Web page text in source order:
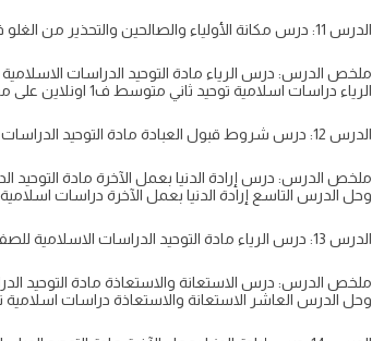
الدرس 11: درس مكانة الأولياء والصالحين والتحذير من الغلو فيهم مادة التوحيد الدراسات الاسلامية للصف الثاني المتوسط الفصل الدراسي الاول الوحدة الأولى
ملخص الدرس: درس الرياء مادة التوحيد الدراسات
الرياء دراسات اسلامية توحيد ثاني متوسط ف1 اونلاين على موقع معلمك
الدرس 12: درس شروط قبول العبادة مادة التوحيد الدراسات الاسلامية للصف الثاني المتوسط الفصل الدراسي الاول الوحدة الثانية الإخلاص لله وما يضاده شرح وحل
ملخص الدرس: درس إرادة الدنيا بعمل الآخرة مادة التوحيد
وحل الدرس التاسع إرادة الدنيا بعمل الآخرة دراسات اسلامية توحيد ثاني
الدرس 13: درس الرياء مادة التوحيد الدراسات الاسلامية للصف الثاني المتوسط الفصل الدراسي الاول الوحدة الثانية الإخلاص لله وما يضاده شرح وحل الدرس
ملخص الدرس: درس الاستعانة والاستعاذة مادة التوحيد
وحل الدرس العاشر الاستعانة والاستعاذة دراسات اسلامية توحيد ثاني